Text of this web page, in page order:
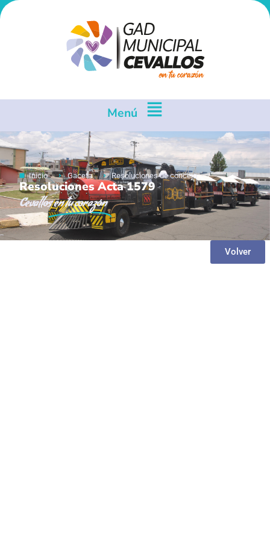
Menú
Inicio Gaceta Resoluciones de concejo
Resoluciones Acta 1579
Cevallosen tu corazón
Volver